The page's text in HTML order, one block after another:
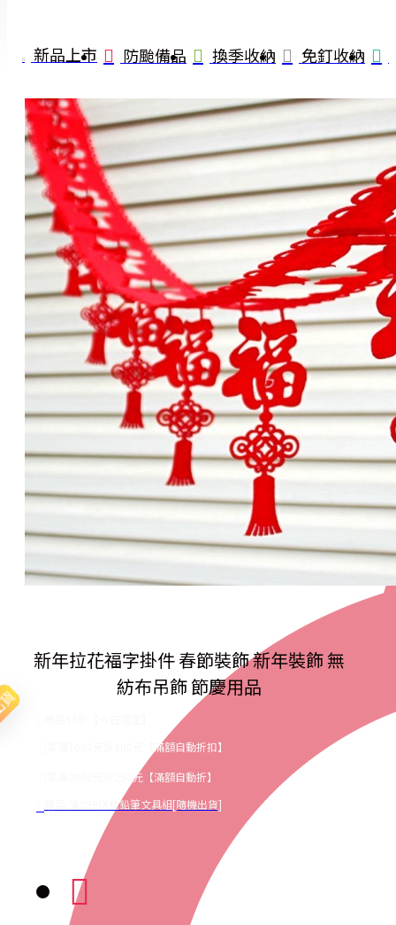
註冊
詢問
新品上市 防颱備品 換季收納 免釘收納
新年拉花福字掛件 春節裝飾 新年裝飾 無
紡布吊飾 節慶用品
享滿1000元折100元【滿額自動折扣】
享滿2000元折250元【滿額自動折】
贈品-滿899送色鉛筆文具組[隨機出貨]